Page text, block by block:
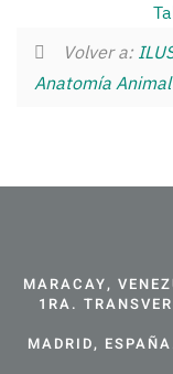
Volver a:
Anatomía
MARACAY,
1RA.
MADRID,